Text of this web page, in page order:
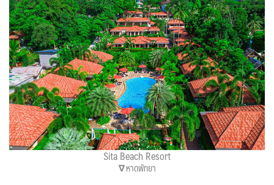
Sita Beach Resort
∇หาดพัทยา